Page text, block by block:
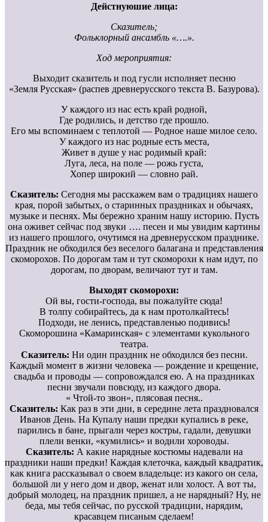
Дейстнуюшие лица:
Сказитель;
Фольклорный ансамбль «….».
Ход мероприятия:
Выходит сказитель и под гусли исполняет песню
«Земля Русская» (распев древнерусского текста В. Базурова).
У каждого из нас есть край родной,
Где родились, и детство где прошло.
Его мы вспоминаем с теплотой — Родное наше милое село.
У каждого из нас родные есть места,
Живет в душе у нас родимый край:
Луга, леса, на поле — рожь густа,
Хопер широкий — словно рай.
Сказитель: Сегодня мы расскажем вам о традициях нашего
края, порой забытых, о старинных праздниках и обычаях,
музыке и песнях. Мы бережно храним нашу историю. Пусть
она оживет сейчас под звуки …. песен и мы увидим картины
из нашего прошлого, очутимся на древнерусском празднике.
Праздник не обходился без веселого балагана и представления
скоморохов. По дорогам там и тут скоморохи к нам идут, по
дорогам, по дворам, величают тут и там.
Выходят скоморохи:
Ой вы, гости-господа, вы пожалуйте сюда!
В толпу собирайтесь, да к нам протолкайтесь!
Подходи, не ленись, представленью подивись!
Скоморошина «Камаринская» с элементами кукольного
театра.
Сказитель: Ни один праздник не обходился без песни.
Каждый момент в жизни человека — рождение и крещение,
свадьба и проводы — сопровождался ею. А на праздниках
песни звучали повсюду, из каждого двора.
« Чтой-то звон», плясовая песня..
Сказитель: Как раз в эти дни, в середине лета праздновался
Иванов День. На Купалу наши предки купались в реке,
парились в бане, прыгали через костры, гадали, девушки
плели венки, «кумились» и водили хороводы.
Сказитель: А какие нарядные костюмы надевали на
праздники наши предки! Каждая клеточка, каждый квадратик,
как книга рассказывал о своем владельце: из какого он села,
большой ли у него дом и двор, женат или холост. А вот ты,
добрый молодец, на праздник пришел, а не нарядный? Ну, не
беда, мы тебя сейчас, по русской традиции, нарядим,
красавцем писаным сделаем!